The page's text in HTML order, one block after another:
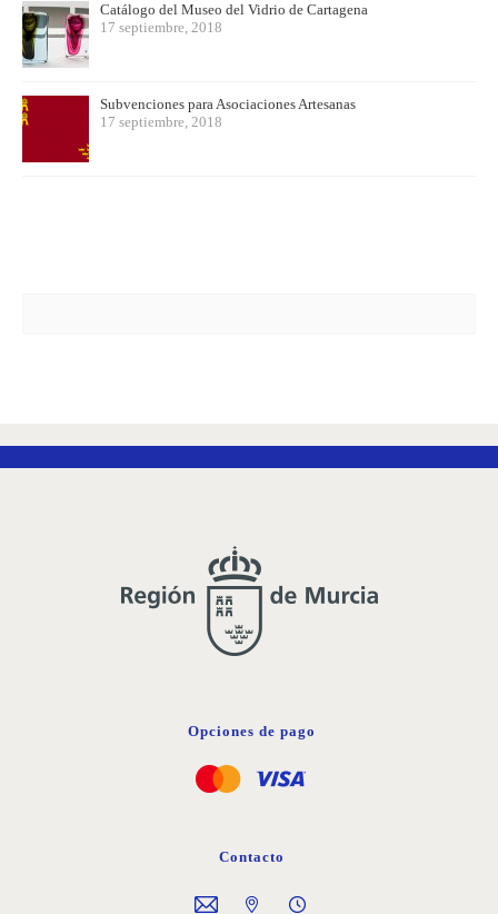
Catálogo del Museo del Vidrio de Cartagena
17 septiembre, 2018
Subvenciones para Asociaciones Artesanas
17 septiembre, 2018
Opciones de pago
Contacto